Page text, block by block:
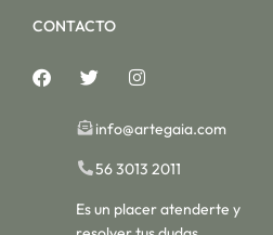
CONTACTO
info@artegaia.com
56 3013 2011
Es un placer atenderte y